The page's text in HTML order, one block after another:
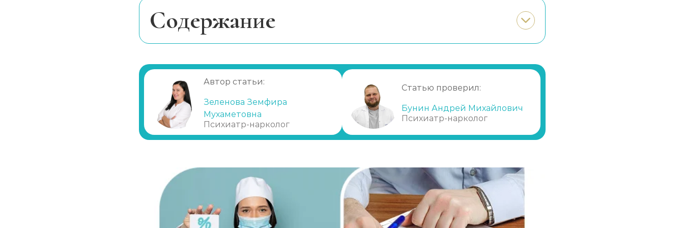
Курс реабилитации 28 дней от 28 450 ₽
Наркологический центр от 1 250 ₽
Принудительная реабилитация от 21 350 ₽
Программы реабилитации (сутки)
Вшивание от наркозависимости (Налтрексон) от 10 700 ₽
Наркологическое освидетельствование
Нарколог на дом (при наркомании)
Cодержание
Добровольное или принудительное лечение
Лечение от наркомании
Автор статьи:
Зеленова Земфира
Мухаметовна
Психиатр-нарколог
Статью проверил:
Бунин Андрей Михайлович
Психиатр-нарколог